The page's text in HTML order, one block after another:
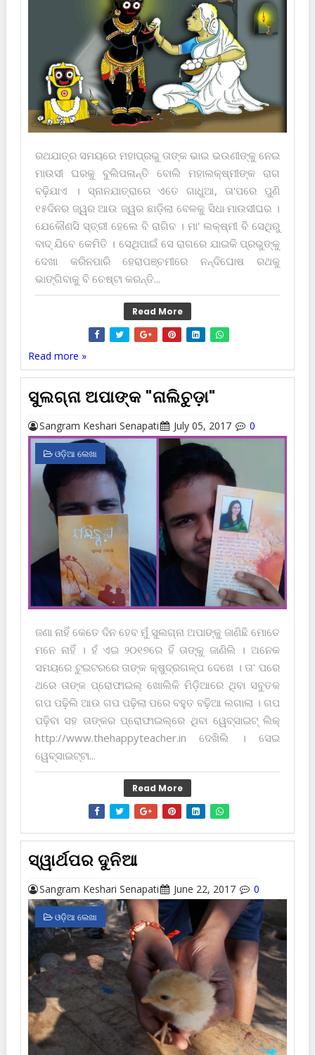
ରଥଯାତ୍ର ସମୟରେ ମହାପ୍ରଭୁ ତାଙ୍କ ଭାଇ ଭଉଣୀଙ୍କୁ ନେଇ
ମାଉସୀ ଘରକୁ ବୁଲିପଳାନ୍ତି ବୋଲି ମହାଲକ୍ଷ୍ମୀଙ୍କ ରାଗ
ବଢ଼ିଯାଏ । ସ୍ନାନଯାତ୍ରାରେ ଏତେ ଗାଧୁଆ, ତା'ପରେ ପୁଣି
୧୫ଦିନର ଜ୍ୱର ଆଉ ଜ୍ୱର ଛାଡ଼ିଲା ବେଳକୁ ସିଧା ମାଉସୀଘର ।
ଯେକୌଣସି ସ୍ତ୍ରୀ ହେଲେ ବି ରାଗିବ । ମା' ଲକ୍ଷ୍ମୀ ବି ସେଥିରୁ
ବାଦ୍ ଯିବେ କେମିତି । ସେଥିପାଇଁ ସେ ରାଗରେ ଯାଇକି ପ୍ରଭୁଙ୍କୁ
ଦେଖା କରିନପାରି ହେରାପଞ୍ଚମୀରେ ନନ୍ଦିଘୋଷ ରଥକୁ
ଭାଙ୍ଗିବାକୁ ବି ଚେଷ୍ଟା କରନ୍ତି...
Read More
Read more »
ସୁଲଗ୍ନା ଅପାଙ୍କ "ନାଲିଚୁଡ଼ା"
Sangram Keshari Senapati July 05, 2017 0
ଓଡ଼ିଆ ଲେଖା
ଜଣା ନାହିଁ କେତେ ଦିନ ହେବ ମୁଁ ସୁଲଗ୍ନା ଅପାଙ୍କୁ ଜାଣିଛି ମୋତେ
ମନେ ନାହିଁ । ହଁ ଏଇ ୨୦୧୭ରେ ହିଁ ତାଙ୍କୁ ଜାଣିଲି । ଅନେକ
ସମୟରେ ଟୁଇଟରରେ ତାଙ୍କ କ୍ଷୁଦ୍ରଗଳ୍ପ ଦେଖେ । ତା' ପରେ
ଥରେ ତାଙ୍କ ପ୍ରୋଫାଇଲ୍ ଖୋଲିକି ମିଡ଼ିଆରେ ଥିବା ସବୁତକ
ଗପ ପଢ଼ିଲି ଆଉ ଗପ ପଢ଼ିଲା ପରେ ବ‌ହୁତ ବଢ଼ିଆ ଲଗାଲା । ଗପ
ପଢ଼ିବା ସ‌ହ ତାଙ୍କର ପ୍ରୋଫାଇଲ୍‌ରେ ଥିବା ୱେବ୍‌ସାଇଟ୍ ଲିକ୍
http://www.thehappyteacher.in ଦେଖିଲି । ସେଇ
ୱେବ୍‌ସାଇଟ୍‌ଟା...
Read More
ସ୍ୱାର୍ଥପର ଦୁନିଆ
Sangram Keshari Senapati June 22, 2017 0
ଓଡ଼ିଆ ଲେଖା